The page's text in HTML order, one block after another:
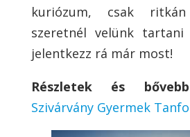
kuriózum, csak
szeretnél velünk tartani
jelentkezz rá már most!
Részletek és
Szivárvány Gyermek